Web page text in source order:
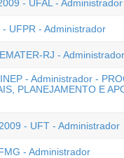
- UFAL - Administrador
UFPR - Administrador
RJ - Administrador
- Administrador -
PLANEJAMENTO E
- UFT - Administrador
- Administrador